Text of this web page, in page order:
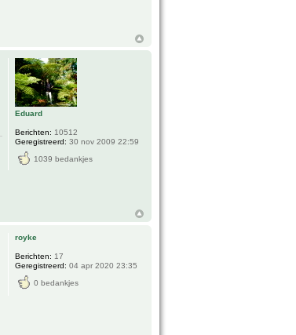
Eduard
Berichten: 10512
Geregistreerd: 30 nov 2009 22:59
1039 bedankjes
royke
Berichten: 17
Geregistreerd: 04 apr 2020 23:35
0 bedankjes